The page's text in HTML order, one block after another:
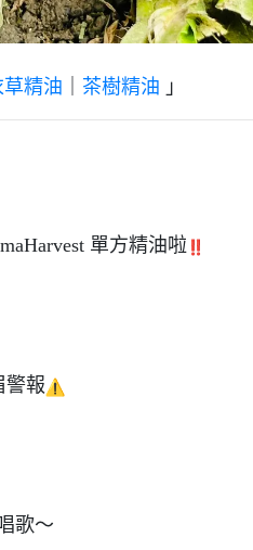
精油 茶樹精油 」
單方精油啦
警報
歌～